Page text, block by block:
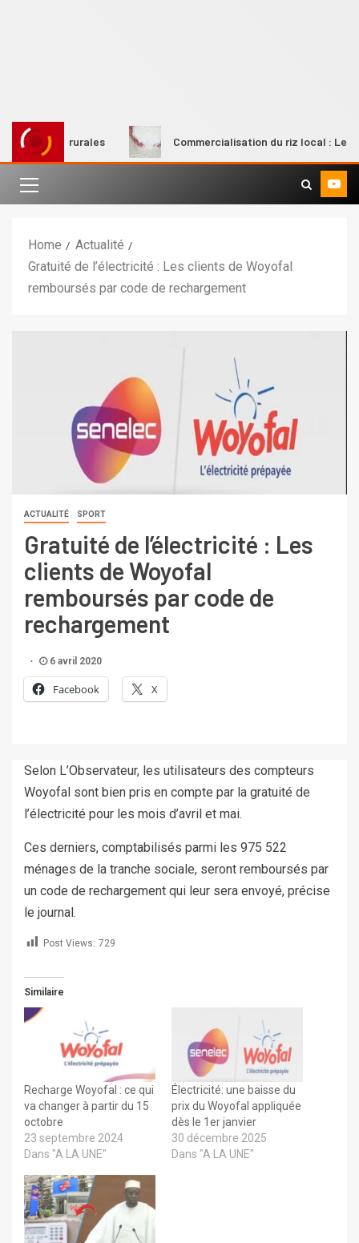
rurales Commercialisation du riz local : Le
Home
Actualité
Gratuité de l’électricité : Les clients de Woyofal
remboursés par code de rechargement
ACTUALITÉ SPORT
Gratuité de l’électricité : Les
clients de Woyofal
remboursés par code de
rechargement
6 avril 2020
Facebook X
Selon L’Observateur, les utilisateurs des compteurs
Woyofal sont bien pris en compte par la gratuité de
l’électricité pour les mois d’avril et mai.
Ces derniers, comptabilisés parmi les 975 522
ménages de la tranche sociale, seront remboursés par
un code de rechargement qui leur sera envoyé, précise
le journal.
Post Views: 729
Similaire
Recharge Woyofal : ce qui
va changer à partir du 15
octobre
23 septembre 2024
Dans "A LA UNE"
Électricité: une baisse du
prix du Woyofal appliquée
dès le 1er janvier
30 décembre 2025
Dans "A LA UNE"